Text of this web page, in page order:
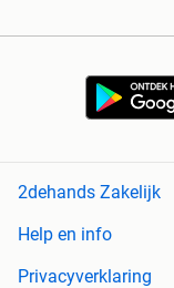
2dehands Zakelijk
Help en info
Privacyverklaring